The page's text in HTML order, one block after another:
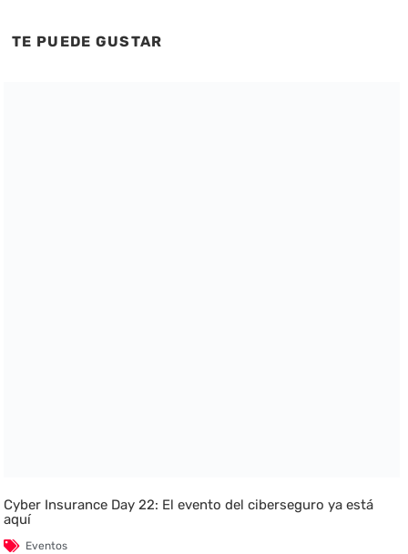
TE PUEDE GUSTAR
Cyber Insurance Day 22: El evento del ciberseguro ya está
aquí
Eventos